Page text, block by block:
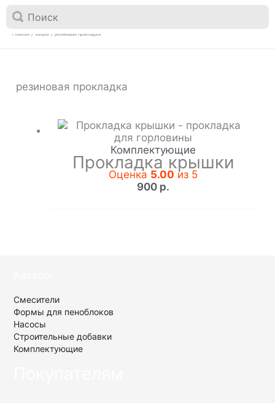
Перейти
Главная Товары резиновая прокладка
резиновая прокладка
Комплектующие
Прокладка крышки
Оценка 5.00 из 5
900 р.
Смесители
Формы для пеноблоков
Насосы
Строительные добавки
Комплектующие